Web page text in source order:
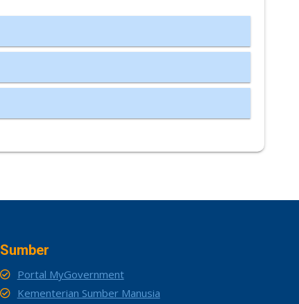
Sumber
Portal MyGovernment
Kementerian Sumber Manusia